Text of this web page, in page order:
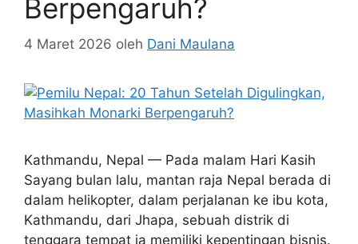
4 Maret 2026 olehDani Maulana
Sayang bulan lalu, mantan raja Nepal berada di
dalam helikopter, dalam perjalanan ke ibu kota,
Kathmandu, dari Jhapa, sebuah distrik di
tenggara tempat ia memiliki kepentingan bisnis.
Gyanendra Bir Bikram Shah mendarat di